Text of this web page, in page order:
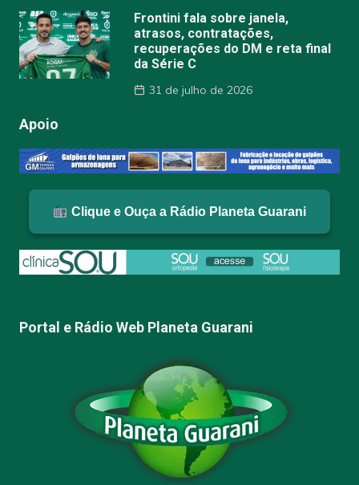
Frontini fala sobre janela,
atrasos, contratações,
recuperações do DM e reta final
da Série C
31 de julho de 2026
Apoio
Clique e Ouça a Rádio Planeta Guarani
Portal e Rádio Web Planeta Guarani